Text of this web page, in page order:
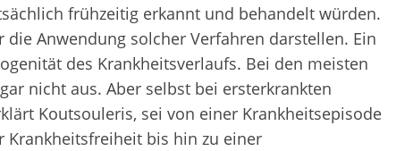
frühzeitig erkannt und behandelt würden.
Anwendung solcher Verfahren darstellen. Ein
des Krankheitsverlaufs. Bei den meisten
nicht aus. Aber selbst bei ersterkrankten
Koutsouleris, sei von einer Krankheitsepisode
bis hin zu einer